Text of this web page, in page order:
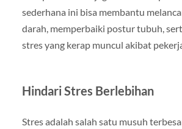
sederhana ini bisa membantu
darah, memperbaiki postur tubuh,
stres yang kerap muncul akibat
Hindari Stres Berlebihan
Stres adalah salah satu musuh